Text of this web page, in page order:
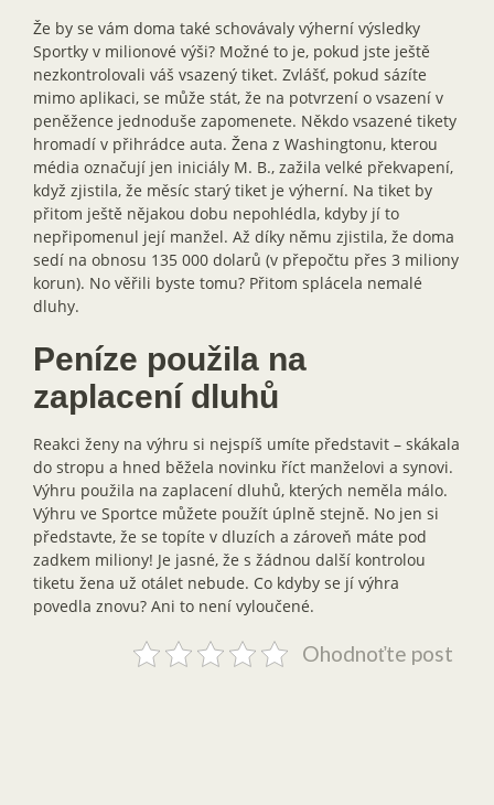
Že by se vám doma také schovávaly výherní výsledky
Sportky v milionové výši? Možné to je, pokud jste ještě
nezkontrolovali váš vsazený tiket. Zvlášť, pokud sázíte
mimo aplikaci, se může stát, že na potvrzení o vsazení v
peněžence jednoduše zapomenete. Někdo vsazené tikety
hromadí v přihrádce auta. Žena z Washingtonu, kterou
média označují jen iniciály M. B., zažila velké překvapení,
když zjistila, že měsíc starý tiket je výherní. Na tiket by
přitom ještě nějakou dobu nepohlédla, kdyby jí to
nepřipomenul její manžel. Až díky němu zjistila, že doma
sedí na obnosu 135 000 dolarů (v přepočtu přes 3 miliony
korun). No věřili byste tomu? Přitom splácela nemalé
dluhy.
Peníze použila na
zaplacení dluhů
Reakci ženy na výhru si nejspíš umíte představit – skákala
do stropu a hned běžela novinku říct manželovi a synovi.
Výhru použila na zaplacení dluhů, kterých neměla málo.
Výhru ve Sportce můžete použít úplně stejně. No jen si
představte, že se topíte v dluzích a zároveň máte pod
zadkem miliony! Je jasné, že s žádnou další kontrolou
tiketu žena už otálet nebude. Co kdyby se jí výhra
povedla znovu? Ani to není vyloučené.
Ohodnoťte post